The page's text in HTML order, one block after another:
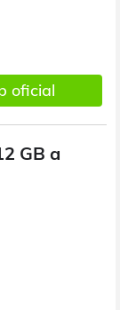
oficial
GB a